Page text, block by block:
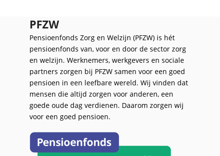
PFZW
Pensioenfonds Zorg en Welzijn (PFZW) is hét
pensioenfonds van, voor en door de sector zorg
en welzijn. Werknemers, werkgevers en sociale
partners zorgen bij PFZW samen voor een goed
pensioen in een leefbare wereld. Wij vinden dat
mensen die altijd zorgen voor anderen, een
goede oude dag verdienen. Daarom zorgen wij
voor een goed pensioen.